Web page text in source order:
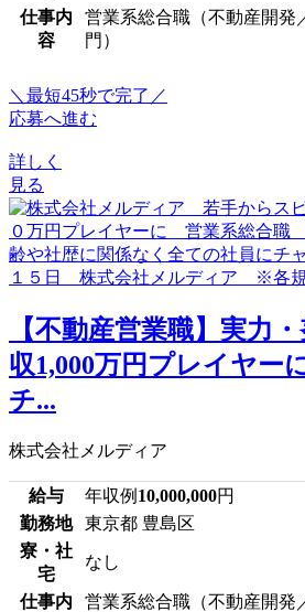
仕事内
容
営業系総合職（不動産開発
門）
＼最短45秒で完了／
応募へ進む
詳しく
見る
【不動産営業職】実力
収1,000万円プレイヤー
チ...
株式会社メルディア
給与 年収例 10,000,000円
勤務地
東京都 豊島区
寮・社
宅
なし
仕事内
営業系総合職（不動産開発